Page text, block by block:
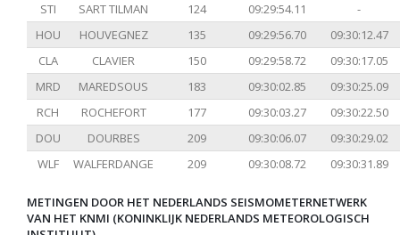
STI SART TILMAN 124 09:29:54.11
-
HOU
HOUVEGNEZ 135 09:29:56.70
09:30:12.47
CLA
CLAVIER 150 09:29:58.72
09:30:17.05
MRD
MAREDSOUS 183 09:30:02.85
09:30:25.09
RCH
ROCHEFORT 177 09:30:03.27
09:30:22.50
DOU
DOURBES 209 09:30:06.07
09:30:29.02
WLF
WALFERDANGE 209 09:30:08.72 09:30:31.89
METINGEN DOOR HET NEDERLANDS SEISMOMETERNETWERK
VAN HET KNMI (KONINKLIJK NEDERLANDS METEOROLOGISCH